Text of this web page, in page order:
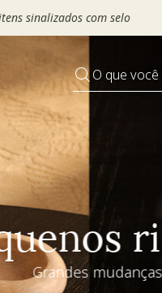
TEXTIL30 OU
O que
rituais